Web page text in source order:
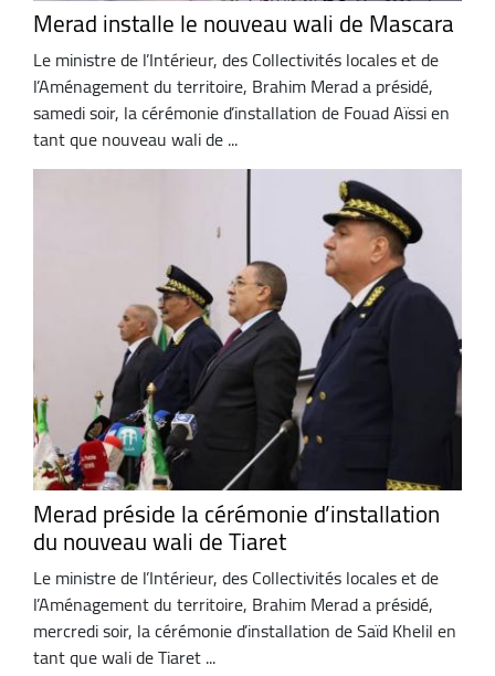
Merad installe le nouveau wali de Mascara
Le ministre de l’Intérieur, des Collectivités locales et de
l’Aménagement du territoire, Brahim Merad a présidé,
samedi soir, la cérémonie d’installation de Fouad Aïssi en
tant que nouveau wali de ...
Merad préside la cérémonie d’installation
du nouveau wali de Tiaret
Le ministre de l’Intérieur, des Collectivités locales et de
l’Aménagement du territoire, Brahim Merad a présidé,
mercredi soir, la cérémonie d’installation de Saïd Khelil en
tant que wali de Tiaret ...